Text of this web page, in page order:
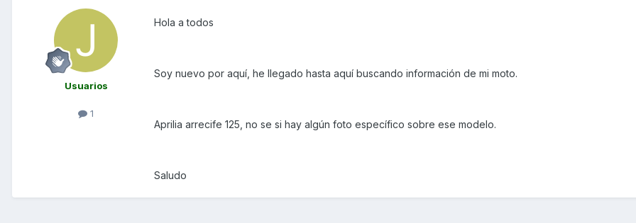
Usuarios
1
Hola a todos
Soy nuevo por aquí, he llegado hasta aquí buscando información de mi moto.
Aprilia arrecife 125, no se si hay algún foto específico sobre ese modelo.
Saludo